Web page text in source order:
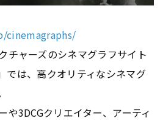
cinemagraphs/
チャーズのシネマグラフサイト
では、高クオリティなシネマグ
や3DCGクリエイター、アーティ